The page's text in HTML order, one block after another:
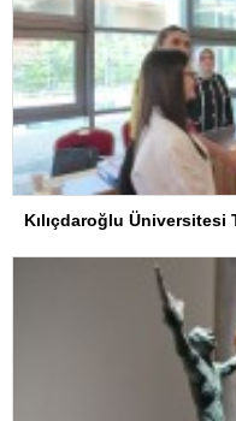
Kılıçdaroğlu Üniversitesi